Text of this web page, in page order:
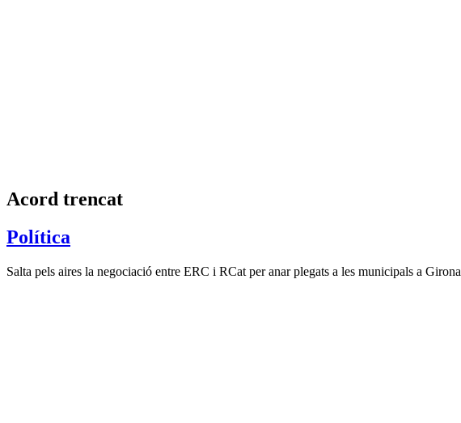
Acord trencat
Política
Salta pels aires la negociació entre ERC i RCat per anar plegats a les municipals a Girona